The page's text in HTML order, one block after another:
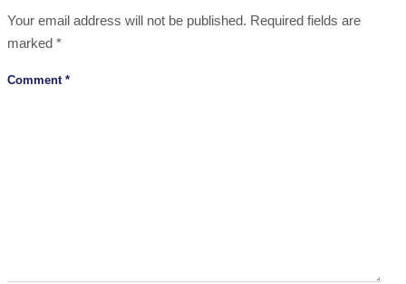
Your email address will not be published. Required fields are
marked *
Comment *